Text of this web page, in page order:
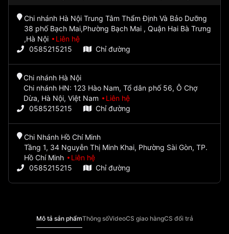
Chi nhánh Hà Nội Trung Tâm Thẩm Định Và Bảo Dưỡng
38 phố Bạch Mai,Phường Bạch Mai , Quận Hai Bà Trưng
,Hà Nội
Liên hệ
0585215215
Chỉ đường
Chi nhánh Hà Nội
Chi nhánh HN: 123 Hào Nam, Tổ dân phố 56, Ô Chợ
Dừa, Hà Nội, Việt Nam
Liên hệ
0585215215
Chỉ đường
Chi Nhánh Hồ Chí Minh
Tầng 1, 34 Nguyễn Thị Minh Khai, Phường Sài Gòn, TP.
Hồ Chí Minh
Liên hệ
0585215215
Chỉ đường
Mô tả sản phẩmThông sốVideoCS giao hàngCS đổi trả